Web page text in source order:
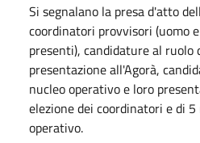
Si segnalano la presa d'atto
coordinatori provvisori (uomo
presenti), candidature al ruolo
presentazione all'Agorà,
nucleo operativo e loro
elezione dei coordinatori e di
operativo.